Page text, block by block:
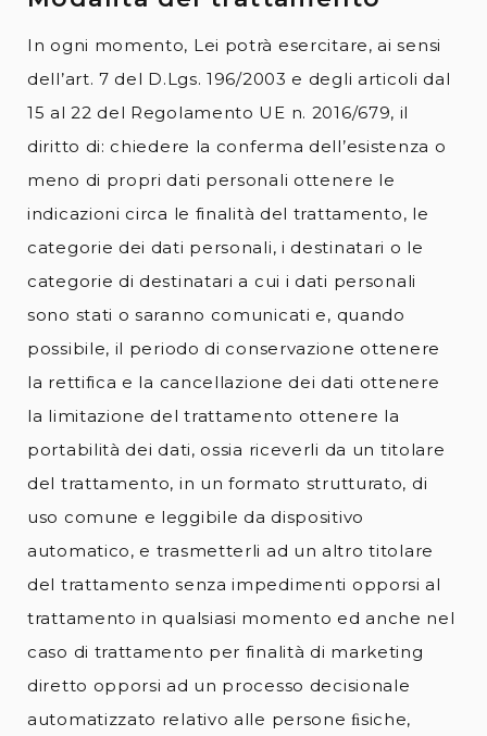
In ogni momento, Lei potrà esercitare, ai sensi
dell’art. 7 del D.Lgs. 196/2003 e degli articoli dal
15 al 22 del Regolamento UE n. 2016/679, il
diritto di: chiedere la conferma dell’esistenza o
meno di propri dati personali ottenere le
indicazioni circa le finalità del trattamento, le
categorie dei dati personali, i destinatari o le
categorie di destinatari a cui i dati personali
sono stati o saranno comunicati e, quando
possibile, il periodo di conservazione ottenere
la rettifica e la cancellazione dei dati ottenere
la limitazione del trattamento ottenere la
portabilità dei dati, ossia riceverli da un titolare
del trattamento, in un formato strutturato, di
uso comune e leggibile da dispositivo
automatico, e trasmetterli ad un altro titolare
del trattamento senza impedimenti opporsi al
trattamento in qualsiasi momento ed anche nel
caso di trattamento per finalità di marketing
diretto opporsi ad un processo decisionale
automatizzato relativo alle persone ﬁsiche,